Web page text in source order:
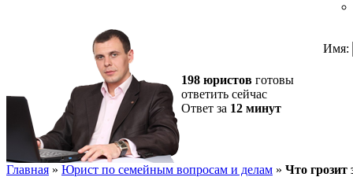
198 юристов готовы
ответить сейчас
Ответ за 12 минут
Имя:
Главная » Юрист по семейным вопросам и делам » Что грозит